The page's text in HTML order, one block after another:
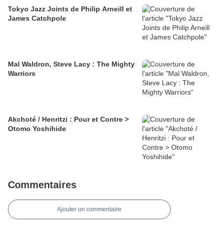
Tokyo Jazz Joints de Philip Arneill et
James Catchpole
Mal Waldron, Steve Lacy : The Mighty
Warriors
Akchoté / Henritzi : Pour et Contre >
Otomo Yoshihide
Commentaires
Ajouter un commentaire